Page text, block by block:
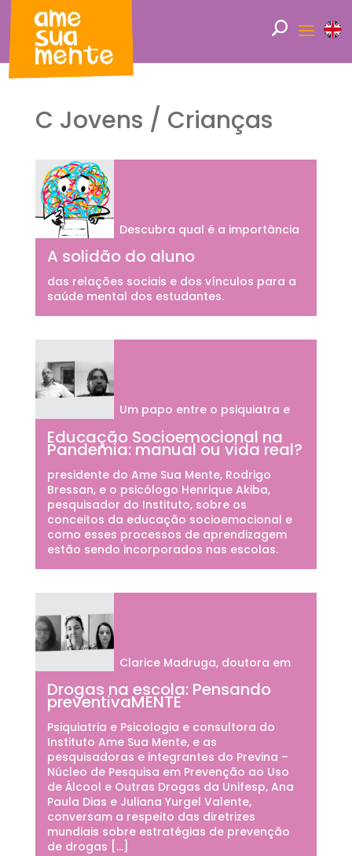
C Jovens / Crianças
A solidão do aluno
Descubra qual é a importância
das relações sociais e dos vínculos para a
saúde mental dos estudantes.
Educação Socioemocional na
Pandemia: manual ou vida real?
Um papo entre o psiquiatra e
presidente do Ame Sua Mente, Rodrigo
Bressan, e o psicólogo Henrique Akiba,
pesquisador do Instituto, sobre os
conceitos da educação socioemocional e
como esses processos de aprendizagem
estão sendo incorporados nas escolas.
Drogas na escola: Pensando
preventivaMENTE
Clarice Madruga, doutora em
Psiquiatria e Psicologia e consultora do
Instituto Ame Sua Mente, e as
pesquisadoras e integrantes do Previna –
Núcleo de Pesquisa em Prevenção ao Uso
de Álcool e Outras Drogas da Unifesp, Ana
Paula Dias e Juliana Yurgel Valente,
conversam a respeito das diretrizes
mundiais sobre estratégias de prevenção
de drogas […]